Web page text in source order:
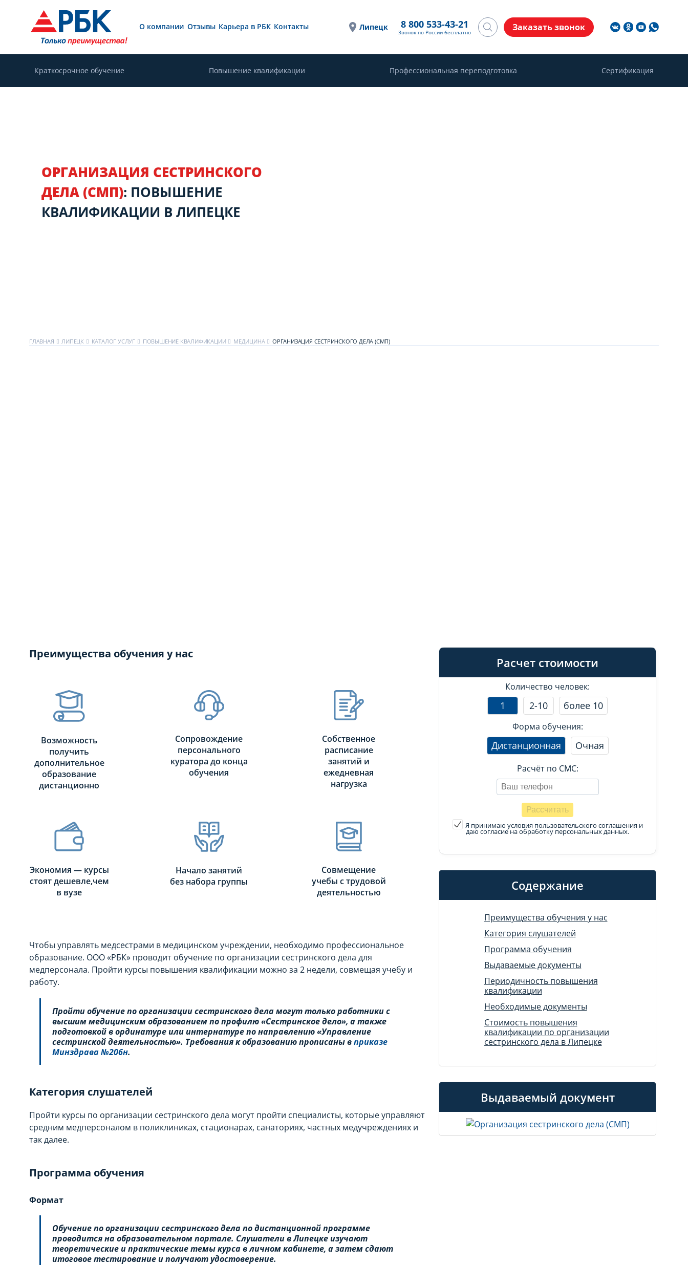
ОРГАНИЗАЦИЯ СЕСТРИНСКОГО
ДЕЛА (СМП): ПОВЫШЕНИЕ
КВАЛИФИКАЦИИ В ЛИПЕЦКЕ
ГЛАВНАЯ ЛИПЕЦК КАТАЛОГ УСЛУГ ПОВЫШЕНИЕ КВАЛИФИКАЦИИ МЕДИЦИНА ОРГАНИЗАЦИЯ СЕСТРИНСКОГО ДЕЛА (СМП)
Расчет стоимости
Количество человек:
1 2-10 более 10
Форма обучения:
Дистанционная Очная
Расчёт по СМС:
Я принимаю условия пользовательского соглашения и
даю согласие на обработку персональных данных.
Содержание
Преимущества обучения у нас
Категория слушателей
Программа обучения
Выдаваемые документы
Периодичность повышения
квалификации
Необходимые документы
Стоимость повышения
квалификации по организации
сестринского дела в Липецке
Выдаваемый документ
Преимущества обучения у нас
Возможность
получить
дополнительное
образование
дистанционно
Сопровождение
персонального
куратора до конца
обучения
Собственное
расписание
занятий и
ежедневная
нагрузка
Экономия — курсы
стоят дешевле,чем
в вузе
Начало занятий
без набора группы
Совмещение
учебы с трудовой
деятельностью
Чтобы управлять медсестрами в медицинском учреждении, необходимо профессиональное
образование. ООО «РБК» проводит обучение по организации сестринского дела для
медперсонала. Пройти курсы повышения квалификации можно за 2 недели, совмещая учебу и
работу.
Пройти обучение по организации сестринского дела могут только работники с
высшим медицинским образованием по профилю «Сестринское дело», а также
подготовкой в ординатуре или интернатуре по направлению «Управление
сестринской деятельностью». Требования к образованию прописаны вприказе
Минздрава №206н.
Категория слушателей
Пройти курсы по организации сестринского дела могут пройти специалисты, которые управляют
средним медперсоналом в поликлиниках, стационарах, санаториях, частных медучреждениях и
так далее.
Программа обучения
Формат
Обучение по организации сестринского дела по дистанционной программе
проводится на образовательном портале. Слушатели в Липецке изучают
теоретические и практические темы курса в личном кабинете, а затем сдают
итоговое тестирование и получают удостоверение.
О компании Отзывы Карьера в РБК Контакты Липецк 8 800 533-43-21
Звонок по России бесплатно Заказать звонок
Краткосрочное обучение Повышение квалификации Профессиональная переподготовка Сертификация